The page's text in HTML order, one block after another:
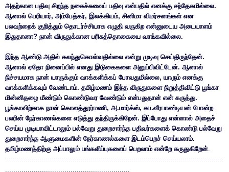
அதற்கான பதிவு சிறந்த நகைச்சுவைப் பதிவு என்பதில் எனக்கு சந்தேகமில்லை.
ஆனால் பெரியார், அம்பேத்கர், இலக்கியம், சினிமா விமர்சனங்கள் என
பலவற்றைக் குறித்தும் தொடர்ச்சியாக எழுதி வருகிற என்னுடைய அடையாளம்
இதுதானா? நான் விருதுக்கான பரிசுத்தொகையை வாங்கவில்லை.
இந்த ஆண்டு அதில் கலந்துகொள்வதில்லை என்று முடிவு செய்திருந்தேன்.
ஆனால் ஏதோ நினைப்பில் எனது இடுகைகளை அனுப்பிவிட்டேன். ஆனால்
நிச்சயமாக நான் யாருக்கும் வாக்களிக்கப் போவதுமில்லை, யாரும் எனக்கு
வாக்களிக்கவும் வேண்டாம். தமிழ்மணம் இந்த விருதுகளை நிறுத்திவிட்டு பூங்கா
மின்னிதழை மீண்டும் கொண்டுவர வேண்டும் என்பதுதான் என் கருத்து.
பூங்காவிற்காக நான் கொளத்தூர்மணி, அ.மார்க்ஸ், சுப.வீரபாண்டியன் போன்ற
பலரின் நேர்காணல்களை எடுத்து தந்திருக்கிறேன். இப்போது என்னால் அதைச்
செய்ய முடியாவிட்டாலும் பல்வேறு துறைசார்ந்த பதிவர்களைக் கொண்டு பல்வேறு
துறைசார்ந்த ஆளுமைகளின் நேர்காணல்களை இடம்பெறச் செய்யலாம்.
தமிழ்மணத்திற்கு அப்பாலும் பங்களிப்புகளைப் பெறலாம் என்றே கருதுகிறேன்